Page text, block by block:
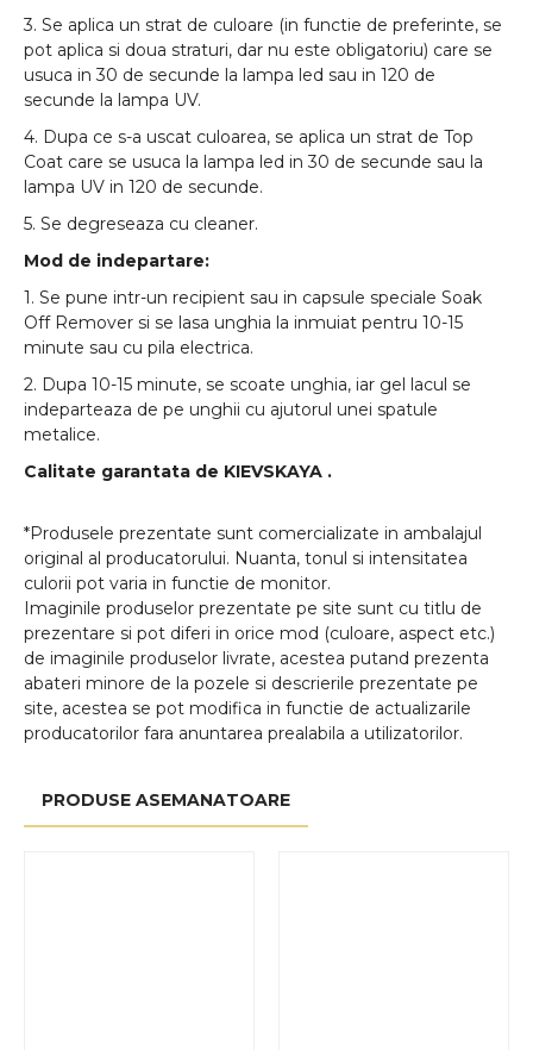
3. Se aplica un strat de culoare (in functie de preferinte, se
pot aplica si doua straturi, dar nu este obligatoriu) care se
usuca in 30 de secunde la lampa led sau in 120 de
secunde la lampa UV.
4. Dupa ce s-a uscat culoarea, se aplica un strat de Top
Coat care se usuca la lampa led in 30 de secunde sau la
lampa UV in 120 de secunde.
5. Se degreseaza cu cleaner.
Mod de indepartare:
1. Se pune intr-un recipient sau in capsule speciale Soak
Off Remover si se lasa unghia la inmuiat pentru 10-15
minute sau cu pila electrica.
2. Dupa 10-15 minute, se scoate unghia, iar gel lacul se
indeparteaza de pe unghii cu ajutorul unei spatule
metalice.
Calitate garantata de KIEVSKAYA .
*Produsele prezentate sunt comercializate in ambalajul
original al producatorului. Nuanta, tonul si intensitatea
culorii pot varia in functie de monitor.
Imaginile produselor prezentate pe site sunt cu titlu de
prezentare si pot diferi in orice mod (culoare, aspect etc.)
de imaginile produselor livrate, acestea putand prezenta
abateri minore de la pozele si descrierile prezentate pe
site, acestea se pot modifica in functie de actualizarile
producatorilor fara anuntarea prealabila a utilizatorilor.
PRODUSE ASEMANATOARE